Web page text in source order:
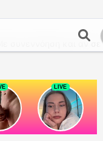
Με συνεννόηση και αν